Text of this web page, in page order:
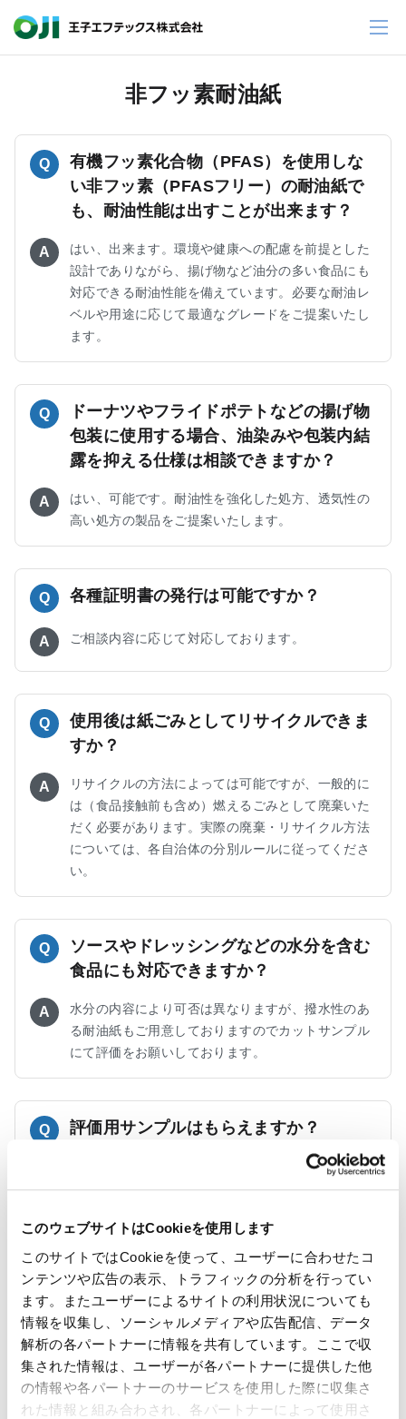
このウェブサイトはCookieを使用します
このサイトではCookieを使って、ユーザーに合わせたコ
ンテンツや広告の表示、トラフィックの分析を行ってい
ます。またユーザーによるサイトの利用状況についても
情報を収集し、ソーシャルメディアや広告配信、データ
解析の各パートナーに情報を共有しています。ここで収
集された情報は、ユーザーが各パートナーに提供した他
の情報や各パートナーのサービスを使用した際に収集さ
れた情報と組み合わされ、各パートナーによって使用さ
非フッ素耐油紙
Q
有機フッ素化合物（PFAS）を使用しな
い非フッ素（PFASフリー）の耐油紙で
も、耐油性能は出すことが出来ます？
A
はい、出来ます。環境や健康への配慮を前提とした
設計でありながら、揚げ物など油分の多い食品にも
対応できる耐油性能を備えています。必要な耐油レ
ベルや用途に応じて最適なグレードをご提案いたし
ます。
Q
ドーナツやフライドポテトなどの揚げ物
包装に使用する場合、油染みや包装内結
露を抑える仕様は相談できますか？
A
はい、可能です。耐油性を強化した処方、透気性の
高い処方の製品をご提案いたします。
Q 各種証明書の発行は可能ですか？
A ご相談内容に応じて対応しております。
Q
使用後は紙ごみとしてリサイクルできま
すか？
A
リサイクルの方法によっては可能ですが、一般的に
は（食品接触前も含め）燃えるごみとして廃棄いた
だく必要があります。実際の廃棄・リサイクル方法
については、各自治体の分別ルールに従ってくださ
い。
Q
ソースやドレッシングなどの水分を含む
食品にも対応できますか？
A
水分の内容により可否は異なりますが、撥水性のあ
る耐油紙もご用意しておりますのでカットサンプル
にて評価をお願いしております。
Q 評価用サンプルはもらえますか？
はい、可能です。用途や使用条件をお伺いした上
で、適した仕様をご用意いたします。
最小ロットや納期について教えてくださ
い。
A
製品仕様や数量、加工内容によって異なります。ご
希望の用途や条件をお伺いしたうえで、最適なロッ
トおよび納期をご案内いたします。